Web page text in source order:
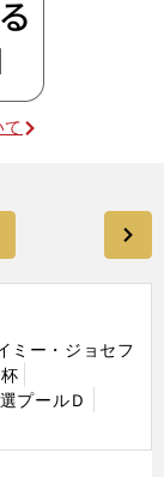
ミー・ジョセフ
プールＤ